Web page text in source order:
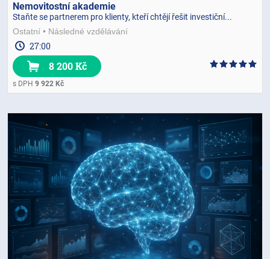
Nemovitostní akademie
Staňte se partnerem pro klienty, kteří chtějí řešit investiční...
Ostatní
Následné vzdělávání
27:00
8 200 Kč
s DPH 9 922 Kč